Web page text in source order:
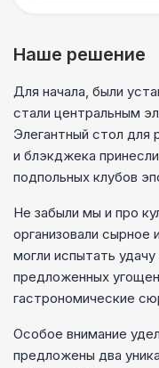
Наше решение
Для начала, были
стали центральным
Элегантный стол для
и блэкджека
подпольных клубов
Не забыли мы и про
организовали сырное
могли испытать
предложенных
гастрономические
Особое внимание
предложены два